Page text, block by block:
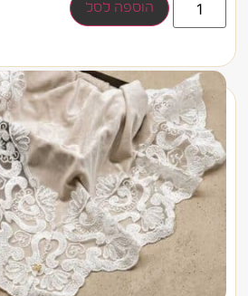
הוספה לסל